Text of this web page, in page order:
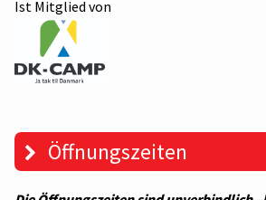
Ist Mitglied von
Öffnungszeiten